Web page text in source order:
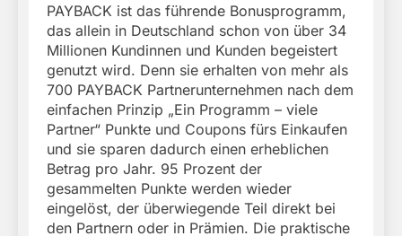
PAYBACK ist das führende Bonusprogramm,
das allein in Deutschland schon von über 34
Millionen Kundinnen und Kunden begeistert
genutzt wird. Denn sie erhalten von mehr als
700 PAYBACK Partnerunternehmen nach dem
einfachen Prinzip „Ein Programm – viele
Partner“ Punkte und Coupons fürs Einkaufen
und sie sparen dadurch einen erheblichen
Betrag pro Jahr. 95 Prozent der
gesammelten Punkte werden wieder
eingelöst, der überwiegende Teil direkt bei
den Partnern oder in Prämien. Die praktische